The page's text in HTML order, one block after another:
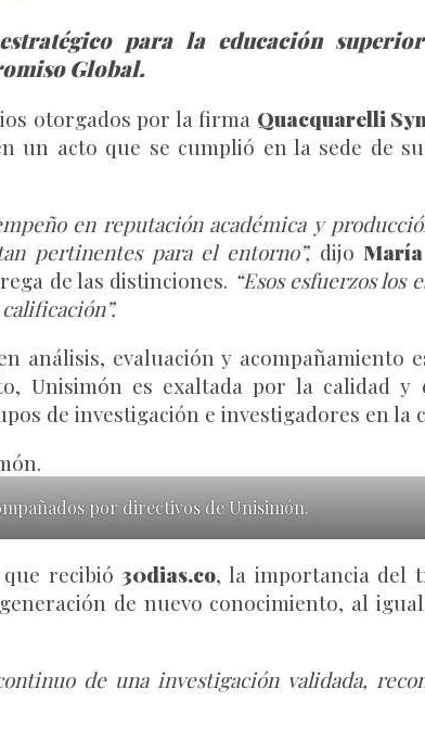
para la educación
Global.
otorgados por la firma Quacquarelli
un acto que se cumplió en la sede de su
en reputación académica y
pertinentes para el entorno”,dijo
de las distinciones. “Esos esfuerzos los
análisis, evaluación y acompañamiento
Unisimón es exaltada por la calidad
de investigación e investigadores en la
por directivos de Unisimón.
que recibió30dias.co, la importancia del
de nuevo conocimiento, al
de una investigación validada,